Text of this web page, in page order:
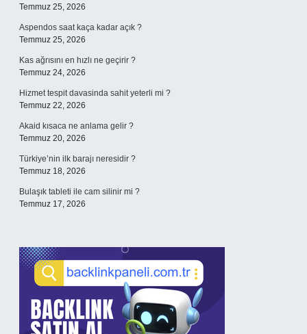
Temmuz 25, 2026
Aspendos saat kaça kadar açık ?
Temmuz 25, 2026
Kas ağrısını en hızlı ne geçirir ?
Temmuz 24, 2026
Hizmet tespit davasinda sahit yeterli mi ?
Temmuz 22, 2026
Akaid kısaca ne anlama gelir ?
Temmuz 20, 2026
Türkiye’nin ilk barajı neresidir ?
Temmuz 18, 2026
Bulaşık tableti ile cam silinir mi ?
Temmuz 17, 2026